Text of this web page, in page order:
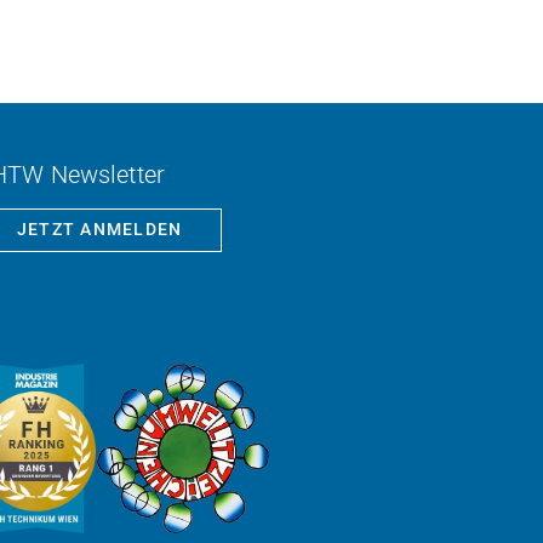
Newsletter
JETZT ANMELDEN